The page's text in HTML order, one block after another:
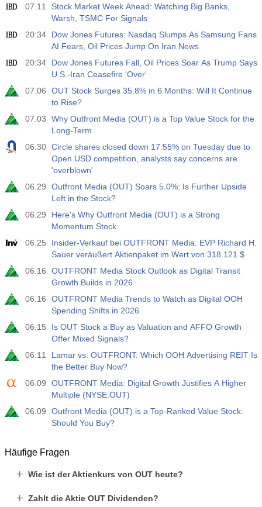
19:00
USD
Fed, Verbraucherkredite
$​11.44 B
$​-0.18 B
19:30
USD
CFTC Gold, nichtkommerzielle Nettopositionen
182.1 K
19:30
USD
CFTC Rohöl, nichtkommerzielle Nettopositionen
120.1 K
CFTC Gold, nichtkommerzielle Nettopositionen
Akt
Erw
Vorh
CFTC Nasdaq 100, Nichtkommerzielle Nettopositionen
Akt
Erw
Vorh
4.9 K
07.11
Stock Market Week Ahead: Watching Big Banks,
Warsh, TSMC For Signals
20:34
Dow Jones Futures: Nasdaq Slumps As Samsung Fans
AI Fears, Oil Prices Jump On Iran News
20:34
Dow Jones Futures Fall, Oil Prices Soar As Trump Says
U.S.-Iran Ceasefire 'Over'
07.06
OUT Stock Surges 35.8% in 6 Months: Will It Continue
to Rise?
07.03
Why Outfront Media (OUT) is a Top Value Stock for the
Long-Term
06.30 Circle shares closed down 17.55% on Tuesday due to
Open USD competition, analysts say concerns are
'overblown'
06.29
Outfront Media (OUT) Soars 5.0%: Is Further Upside
Left in the Stock?
06.29
Here's Why Outfront Media (OUT) is a Strong
Momentum Stock
06.25
Insider-Verkauf bei OUTFRONT Media: EVP Richard H.
Sauer veräußert Aktienpaket im Wert von 318.121 $
06.16
OUTFRONT Media Stock Outlook as Digital Transit
Growth Builds in 2026
06.16
OUTFRONT Media Trends to Watch as Digital OOH
Spending Shifts in 2026
06.15
Is OUT Stock a Buy as Valuation and AFFO Growth
Offer Mixed Signals?
06.11
Lamar vs. OUTFRONT: Which OOH Advertising REIT Is
the Better Buy Now?
06.09
OUTFRONT Media: Digital Growth Justifies A Higher
Multiple (NYSE:OUT)
06.09
Outfront Media (OUT) is a Top-Ranked Value Stock:
Should You Buy?
Häufige Fragen
Wie ist der Aktienkurs von OUT heute?
Zahlt die Aktie OUT Dividenden?